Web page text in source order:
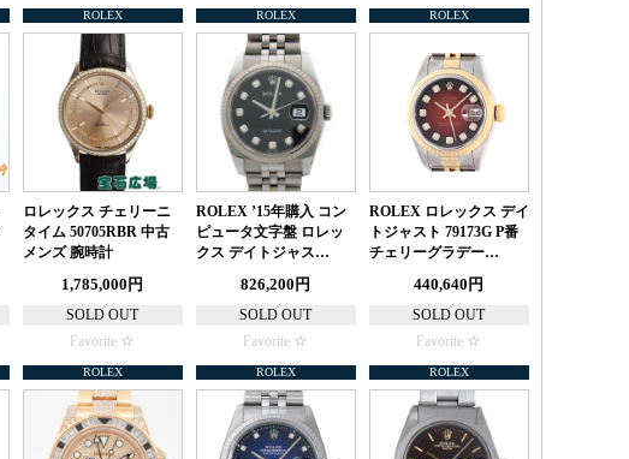
ROLEX
ロレックス チェリーニ
タイム 50705RBR 中古
メンズ 腕時計
1,785,000円
SOLD OUT
Favorite
ROLEX
ROLEX ’15年購入 コン
ピュータ文字盤 ロレッ
クス デイトジャス…
826,200円
SOLD OUT
Favorite
ROLEX
ROLEX ロレックス デイ
トジャスト 79173G P番
チェリーグラデー…
440,640円
SOLD OUT
Favorite
ROLEX ROLEX ROLEX